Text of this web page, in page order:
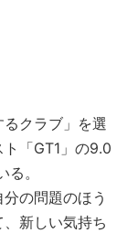
クラブ」を選
「GT1」の9.0
。
の問題のほう
新しい気持ち